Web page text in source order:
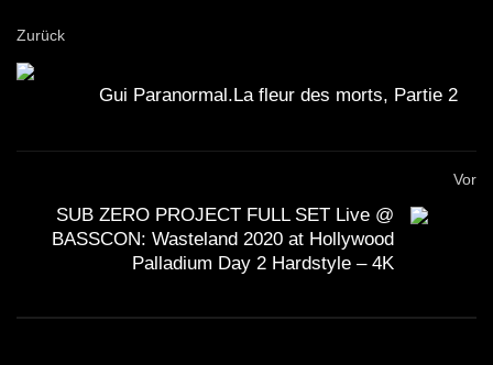
Zurück
Gui Paranormal.La fleur des morts, Partie 2
Vor
SUB ZERO PROJECT FULL SET Live @
BASSCON: Wasteland 2020 at Hollywood
Palladium Day 2 Hardstyle – 4K